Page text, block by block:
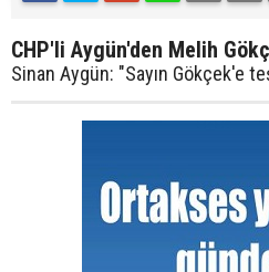
CHP'li Aygün'den Melih
Sinan Aygün: "Sayın Gökçek'e